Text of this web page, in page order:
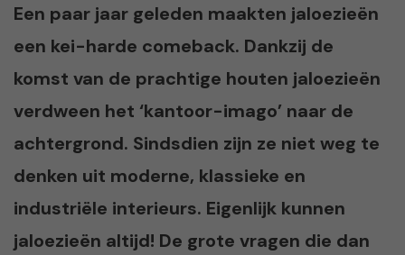
Een paar jaar geleden maakten jaloezieën
een kei-harde comeback. Dankzij de
komst van de prachtige houten jaloezieën
verdween het ‘kantoor-imago’ naar de
achtergrond. Sindsdien zijn ze niet weg te
denken uit moderne, klassieke en
industriële interieurs. Eigenlijk kunnen
jaloezieën altijd! De grote vragen die dan